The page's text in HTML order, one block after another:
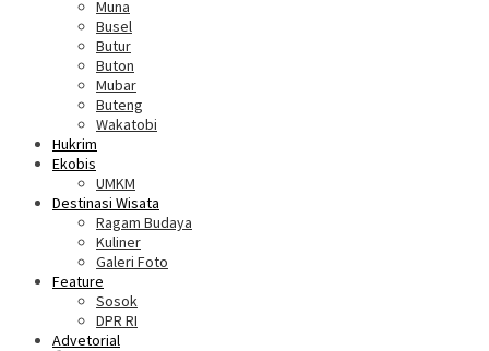
Muna
Busel
Butur
Buton
Mubar
Buteng
Wakatobi
Hukrim
Ekobis
UMKM
Destinasi Wisata
Ragam Budaya
Kuliner
Galeri Foto
Feature
Sosok
DPR RI
Advetorial